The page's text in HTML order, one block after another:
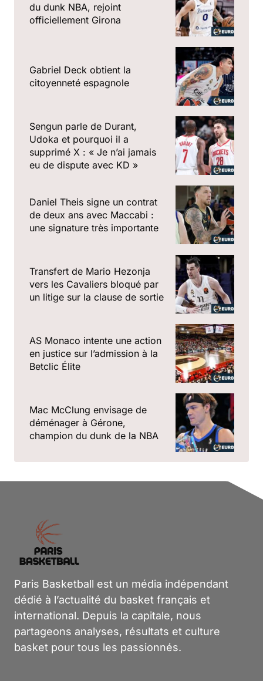
du dunk NBA, rejoint
officiellement Girona
Gabriel Deck obtient la
citoyenneté espagnole
Sengun parle de Durant,
Udoka et pourquoi il a
supprimé X : « Je n’ai jamais
eu de dispute avec KD »
Daniel Theis signe un contrat
de deux ans avec Maccabi :
une signature très importante
Transfert de Mario Hezonja
vers les Cavaliers bloqué par
un litige sur la clause de sortie
AS Monaco intente une action
en justice sur l’admission à la
Betclic Élite
Mac McClung envisage de
déménager à Gérone,
champion du dunk de la NBA
Paris Basketball est un média indépendant
dédié à l’actualité du basket français et
international. Depuis la capitale, nous
partageons analyses, résultats et culture
basket pour tous les passionnés.